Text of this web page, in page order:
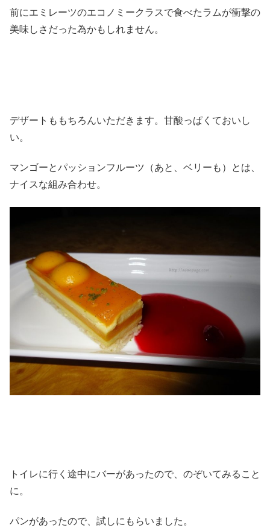
前にエミレーツのエコノミークラスで食べたラムが衝撃の
美味しさだった為かもしれません。
デザートももちろんいただきます。甘酸っぱくておいし
い。
マンゴーとパッションフルーツ（あと、ベリーも）とは、
ナイスな組み合わせ。
トイレに行く途中にバーがあったので、のぞいてみること
に。
パンがあったので、試しにもらいました。